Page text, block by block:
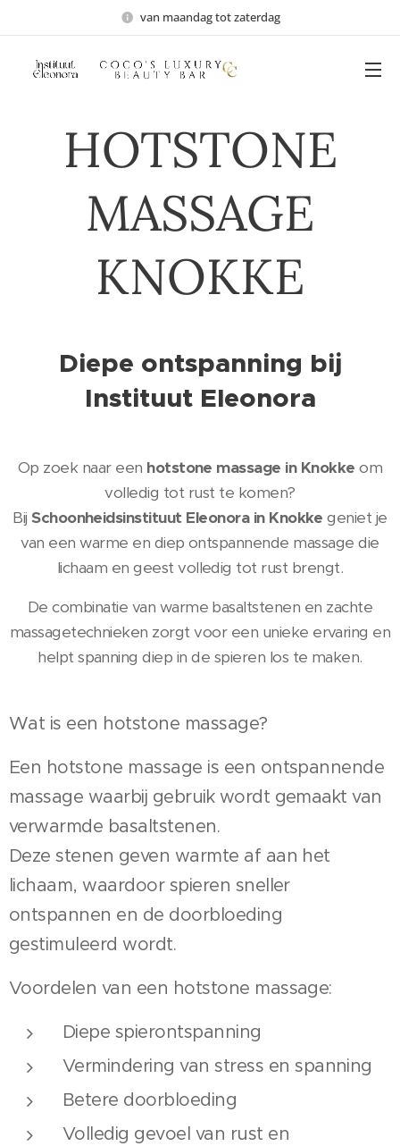
van maandag tot zaterdag
HOTSTONE
MASSAGE
KNOKKE
Diepe ontspanning bij
Instituut Eleonora
Op zoek naar een hotstone massage in Knokke om
volledig tot rust te komen?
Bij Schoonheidsinstituut Eleonora in Knokke geniet je
van een warme en diep ontspannende massage die
lichaam en geest volledig tot rust brengt.
De combinatie van warme basaltstenen en zachte
massagetechnieken zorgt voor een unieke ervaring en
helpt spanning diep in de spieren los te maken.
Wat is een hotstone massage?
Een hotstone massage is een ontspannende
massage waarbij gebruik wordt gemaakt van
verwarmde basaltstenen.
Deze stenen geven warmte af aan het
lichaam, waardoor spieren sneller
ontspannen en de doorbloeding
gestimuleerd wordt.
Voordelen van een hotstone massage:
Diepe spierontspanning
Vermindering van stress en spanning
Betere doorbloeding
Volledig gevoel van rust en